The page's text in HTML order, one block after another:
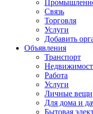
Связь
Торговля
Услуги
Добавить
Объявления
Транспорт
Работа
Услуги
Личные вещи
Для дома и
Бытовая